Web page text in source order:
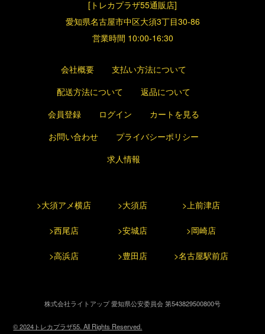
[トレカプラザ55通販店]
愛知県名古屋市中区大須3丁目30-86
営業時間 10:00-16:30
会社概要
支払い方法について
配送方法について
返品について
会員登録
ログイン
カートを見る
お問い合わせ
プライバシーポリシー
求人情報
>大須アメ横店 >大須店 >上前津店
>西尾店 >安城店 >岡崎店
>高浜店 >豊田店 >名古屋駅前店
株式会社ライトアップ 愛知県公安委員会 第543829500800号
© 2024トレカプラザ55. All Rights Reserved.